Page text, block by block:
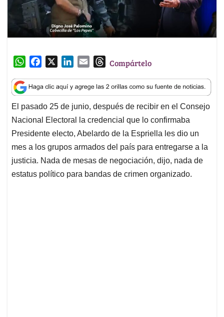
W
a
t
s
A
p
p
c
e
b
o
o
k
n
k
e
d
I
n
a
i
l
T
r
e
a
d
s
Compártelo
El pasado 25 de junio, después de recibir en el Consejo
Nacional Electoral la credencial que lo confirmaba
Presidente electo, Abelardo de la Espriella les dio un
mes a los grupos armados del país para entregarse a la
justicia. Nada de mesas de negociación, dijo, nada de
estatus político para bandas de crimen organizado.